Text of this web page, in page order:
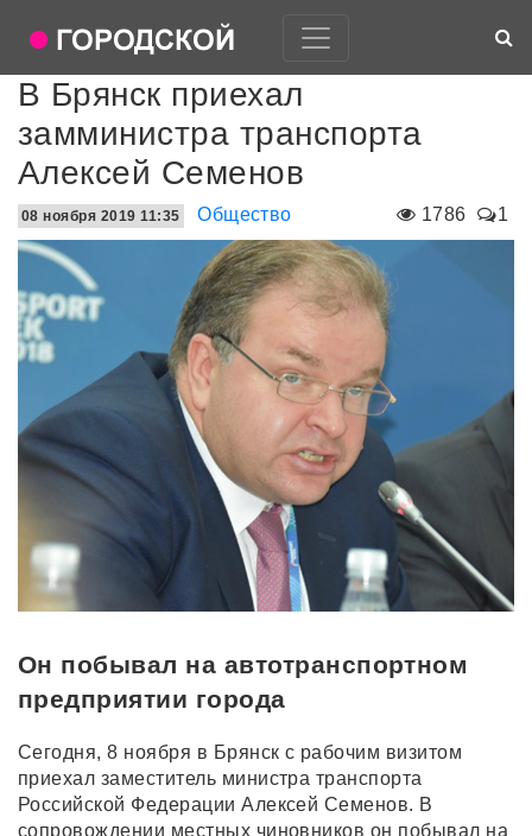
В Брянск приехал
замминистра транспорта
Алексей Семенов
1786 1
08 ноября 2019 11:35 Общество
Он побывал на автотранспортном
предприятии города
Сегодня, 8 ноября в Брянск с рабочим визитом
приехал заместитель министра транспорта
Российской Федерации Алексей Семенов. В
сопровождении местных чиновников он побывал на